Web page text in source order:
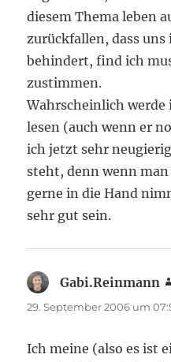
diesem Thema leben
zurückfallen, dass
behindert, find ich
zustimmen.
Wahrscheinlich werde
lesen (auch wenn er
ich jetzt sehr
steht, denn wenn
gerne in die Hand
sehr gut sein.
Gabi.Reinmann
29. September 2006 um
Ich meine (also es ist